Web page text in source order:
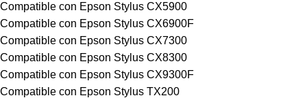
Compatible con Epson Stylus CX5900
Compatible con Epson Stylus CX6900F
Compatible con Epson Stylus CX7300
Compatible con Epson Stylus CX8300
Compatible con Epson Stylus CX9300F
Compatible con Epson Stylus TX200